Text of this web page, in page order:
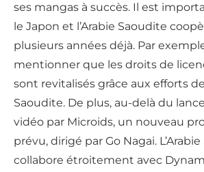
ses mangas à succès. Il est
le Japon et l’Arabie Saoudite
plusieurs années déjà. Par
mentionner que les droits de
sont revitalisés grâce aux efforts de
Saoudite. De plus, au-delà du
vidéo par Microids, un nouveau
prévu, dirigé par Go Nagai.
collabore étroitement avec